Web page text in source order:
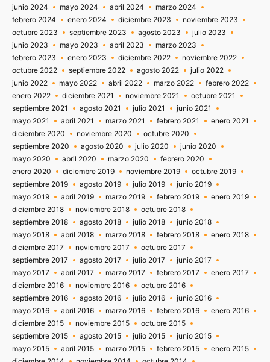
junio 2024
mayo 2024 abril 2024
marzo 2024
febrero 2024
enero 2024 diciembre 2023
noviembre 2023
octubre 2023
septiembre 2023 agosto 2023
julio 2023
junio 2023
mayo 2023 abril 2023
marzo 2023
febrero 2023
enero 2023 diciembre 2022
noviembre 2022
octubre 2022
septiembre 2022 agosto 2022
julio 2022
junio 2022
mayo 2022 abril 2022 marzo 2022
febrero 2022
enero 2022
diciembre 2021 noviembre 2021
octubre 2021
septiembre 2021
agosto 2021 julio 2021
junio 2021
mayo 2021
abril 2021 marzo 2021 febrero 2021
enero 2021
diciembre 2020
noviembre 2020
octubre 2020
septiembre 2020
agosto 2020 julio 2020
junio 2020
mayo 2020
abril 2020 marzo 2020
febrero 2020
enero 2020
diciembre 2019 noviembre 2019
octubre 2019
septiembre 2019
agosto 2019 julio 2019
junio 2019
mayo 2019
abril 2019 marzo 2019 febrero 2019
enero 2019
diciembre 2018
noviembre 2018
octubre 2018
septiembre 2018
agosto 2018 julio 2018
junio 2018
mayo 2018
abril 2018 marzo 2018 febrero 2018
enero 2018
diciembre 2017
noviembre 2017
octubre 2017
septiembre 2017
agosto 2017 julio 2017
junio 2017
mayo 2017
abril 2017 marzo 2017 febrero 2017
enero 2017
diciembre 2016
noviembre 2016
octubre 2016
septiembre 2016
agosto 2016 julio 2016
junio 2016
mayo 2016
abril 2016 marzo 2016 febrero 2016
enero 2016
diciembre 2015
noviembre 2015
octubre 2015
septiembre 2015
agosto 2015 julio 2015
junio 2015
mayo 2015
abril 2015 marzo 2015 febrero 2015
enero 2015